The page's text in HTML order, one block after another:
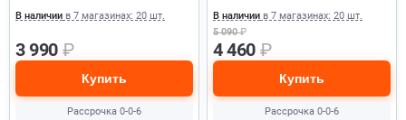
В наличии в 7 магазинах: 20 шт.
3 990 ₽
Купить
Рассрочка 0-0-6
В наличии в 7 магазинах: 20 шт.
5 090₽
4 460 ₽
Купить
Рассрочка 0-0-6